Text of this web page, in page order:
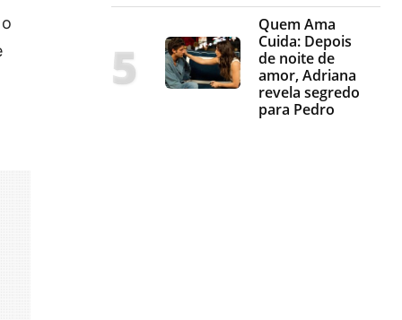
Quem Ama
Cuida: Depois
de noite de
amor, Adriana
revela segredo
para Pedro